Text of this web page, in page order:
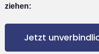
ziehen:
Jetzt